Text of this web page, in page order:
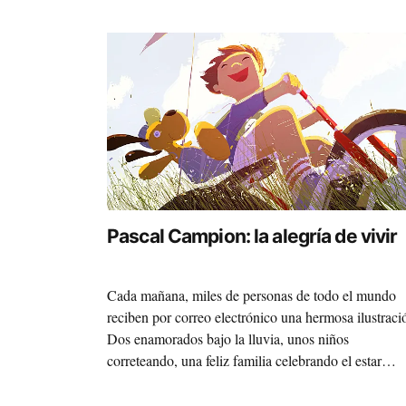
Pascal Campion: la alegría de vivir
Cada mañana, miles de personas de todo el mundo
reciben por correo electrónico una hermosa
Dos enamorados bajo la lluvia, unos niños
correteando, una feliz familia celebrando el estar